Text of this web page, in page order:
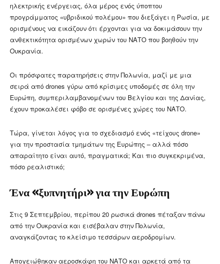
ηλεκτρικής ενέργειας, όλα μέρος ενός ύποπτου
προγράμματος «υβριδικού πολέμου» που διεξάγει η Ρωσία, με
ορισμένους να εικάζουν ότι έρχονται για να δοκιμάσουν την
ανθεκτικότητα ορισμένων χωρών του ΝΑΤΟ που βοηθούν την
Ουκρανία.
Οι πρόσφατες παρατηρήσεις στην Πολωνία, μαζί με μια
σειρά από drones γύρω από κρίσιμες υποδομές σε όλη την
Ευρώπη, συμπεριλαμβανομένων του Βελγίου και της Δανίας,
έχουν προκαλέσει φόβο σε ορισμένες χώρες του ΝΑΤΟ.
Τώρα, γίνεται λόγος για το σχεδιασμό ενός «τείχους drone»
για την προστασία τμημάτων της Ευρώπης – αλλά πόσο
απαραίτητο είναι αυτό, πραγματικά; Και πιο συγκεκριμένα,
πόσο ρεαλιστικό;
Ένα «ξυπνητήρι» για την Ευρώπη
Στις 9 Σεπτεμβρίου, περίπου 20 ρωσικά drones πέταξαν πάνω
από την Ουκρανία και εισέβαλαν στην Πολωνία,
αναγκάζοντας το κλείσιμο τεσσάρων αεροδρομίων.
Απογειώθηκαν αεροσκάφη του ΝΑΤΟ και αρκετά από τα